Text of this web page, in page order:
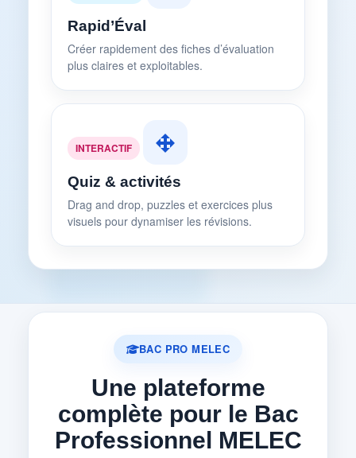
Rapid’Éval
Créer rapidement des fiches d’évaluation
plus claires et exploitables.
INTERACTIF
Quiz & activités
Drag and drop, puzzles et exercices plus
visuels pour dynamiser les révisions.
BAC PRO MELEC
Une plateforme
complète pour le Bac
Professionnel MELEC